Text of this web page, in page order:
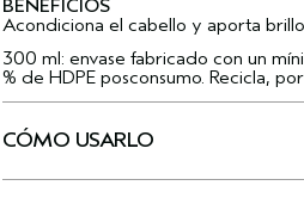
BENEFICIOS
Acondiciona el cabello y aporta
300 ml: envase fabricado con un
% de HDPE posconsumo. Recicla,
CÓMO USARLO